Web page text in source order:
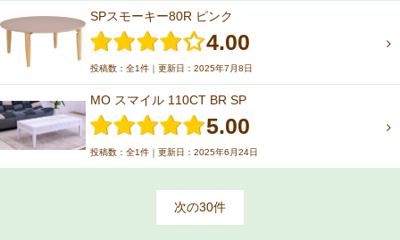
SPスモーキー80R ピンク
4.00
投稿数：全1件｜更新日：2025年7月8日
MO スマイル 110CT BR SP
5.00
投稿数：全1件｜更新日：2025年6月24日
次の30件